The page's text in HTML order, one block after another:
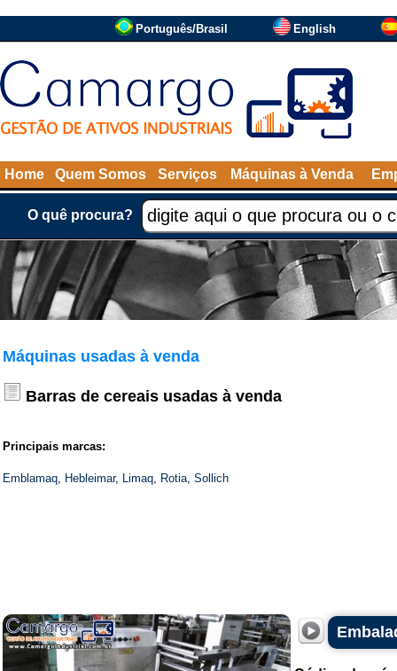
Português/Brasil English
Home Quem Somos Serviços Máquinas à Venda
O quê procura?
Máquinas usadas à venda
Barras de cereais usadas à venda
Principais marcas:
Emblamaq, Hebleimar, Limaq, Rotia, Sollich